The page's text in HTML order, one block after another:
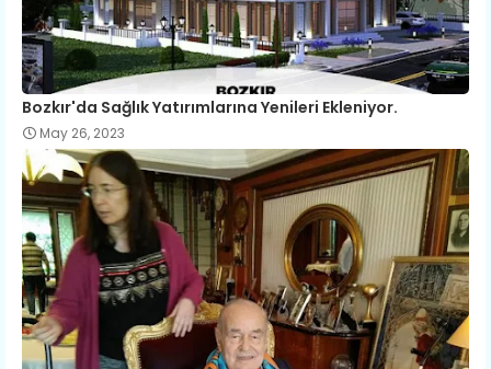
Bozkır'da Sağlık Yatırımlarına Yenileri Ekleniyor.
May 26, 2023